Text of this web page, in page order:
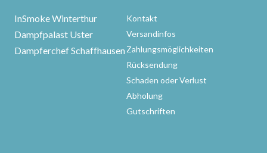
InSmoke Winterthur
Dampfpalast Uster
Dampferchef Schaffhausen
Kontakt
Versandinfos
Zahlungsmöglichkeiten
Rücksendung
Schaden oder Verlust
Abholung
Gutschriften